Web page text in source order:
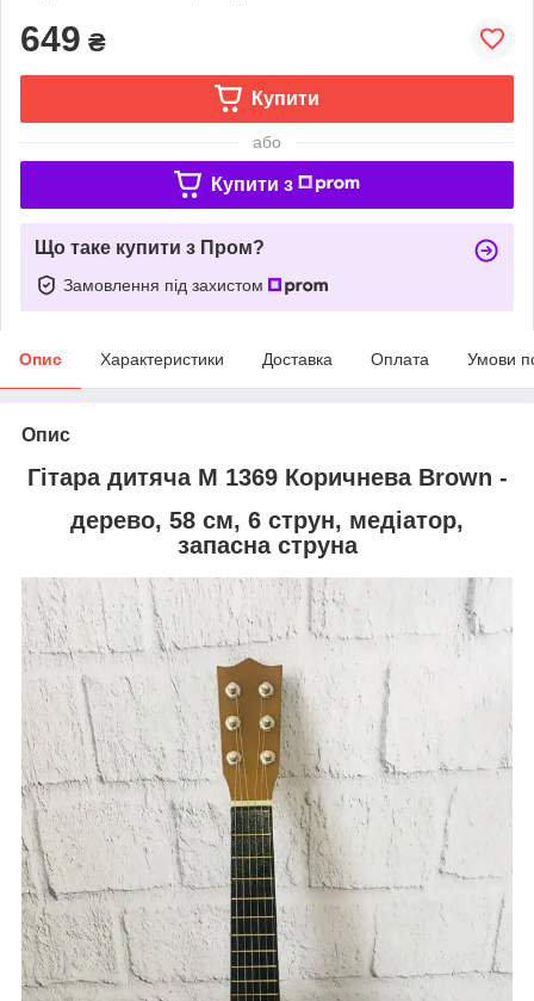
649 ₴
Купити
або
Купити з
Що таке купити з Пром?
Замовлення під захистом
Опис Характеристики Доставка Оплата Умови
Опис
Гітара дитяча M 1369 Коричнева Brown -
дерево, 58 см, 6 струн, медіатор,
запасна струна